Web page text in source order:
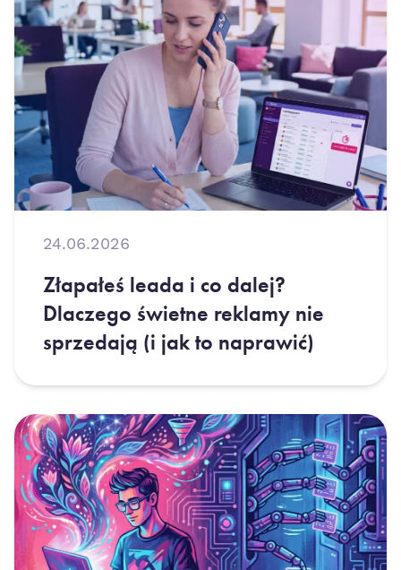
24.06.2026
Złapałeś leada i co dalej?
Dlaczego świetne reklamy nie
sprzedają (i jak to naprawić)